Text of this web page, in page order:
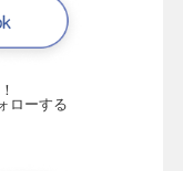
ローする